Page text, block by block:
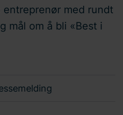
med rundt
mål om å bli «Best i